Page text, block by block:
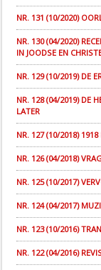
NR. 131 (10/2020)
NR. 130 (04/2020)
IN JOODSE EN
NR. 129 (10/2019) DE
NR. 128 (04/2019) DE
LATER
NR. 127 (10/2018) 1918
NR. 126 (04/2018)
NR. 125 (10/2017)
NR. 124 (04/2017)
NR. 123 (10/2016)
NR. 122 (04/2016)